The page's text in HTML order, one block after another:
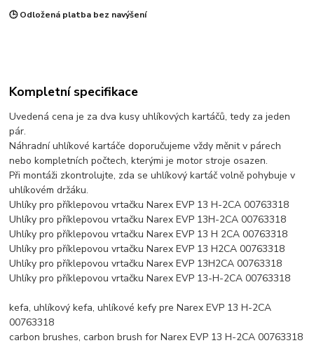
🕒 Odložená platba bez navýšení
Kompletní specifikace
Uvedená cena je za dva kusy uhlíkových kartáčů, tedy za jeden
pár.
Náhradní uhlíkové kartáče doporučujeme vždy měnit v párech
nebo kompletních počtech, kterými je motor stroje osazen.
Při montáži zkontrolujte, zda se uhlíkový kartáč volně pohybuje v
uhlíkovém držáku.
Uhlíky pro příklepovou vrtačku Narex EVP 13 H-2CA 00763318
Uhlíky pro příklepovou vrtačku Narex EVP 13H-2CA 00763318
Uhlíky pro příklepovou vrtačku Narex EVP 13 H 2CA 00763318
Uhlíky pro příklepovou vrtačku Narex EVP 13 H2CA 00763318
Uhlíky pro příklepovou vrtačku Narex EVP 13H2CA 00763318
Uhlíky pro příklepovou vrtačku Narex EVP 13-H-2CA 00763318
kefa, uhlíkový kefa, uhlíkové kefy pre Narex EVP 13 H-2CA
00763318
carbon brushes, carbon brush for Narex EVP 13 H-2CA 00763318